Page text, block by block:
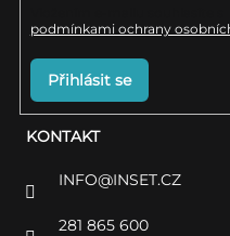
KONTAKT
INFO@INSET.CZ
281 865 600
podmínkami ochrany
Přihlásit se